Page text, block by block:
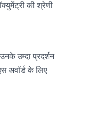
की श्रेणी
उम्दा प्रदर्शन
अवॉर्ड के लिए